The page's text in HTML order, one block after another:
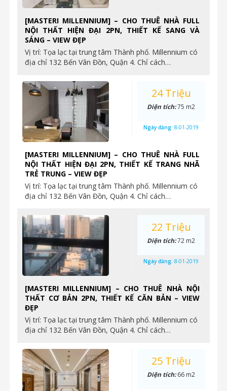
[MASTERI MILLENNIUM] – CHO THUÊ NHÀ FULL
NỘI THẤT HIỆN ĐẠI 2PN, THIẾT KẾ SANG VÀ
SÁNG – VIEW ĐẸP
Vị trí: Tọa lạc tại trung tâm Thành phố. Millennium có
địa chỉ 132 Bến Vân Đồn, Quận 4. Chỉ cách…
[MASTERI MILLENNIUM] – CHO THUÊ NHÀ FULL
NỘI THẤT HIỆN ĐẠI 2PN, THIẾT KẾ TRANG NHÃ
TRẺ TRUNG – VIEW ĐẸP
Vị trí: Tọa lạc tại trung tâm Thành phố. Millennium có
địa chỉ 132 Bến Vân Đồn, Quận 4. Chỉ cách…
24 Triệu
Diện tích:75 m2
Ngày đăng: 8-01-2019
[MASTERI MILLENNIUM] – CHO THUÊ NHÀ NỘI
THẤT CƠ BẢN 2PN, THIẾT KẾ CĂN BẢN – VIEW
ĐẸP
Vị trí: Tọa lạc tại trung tâm Thành phố. Millennium có
địa chỉ 132 Bến Vân Đồn, Quận 4. Chỉ cách…
22 Triệu
Diện tích:72 m2
Ngày đăng: 8-01-2019
25 Triệu
Diện tích:66 m2